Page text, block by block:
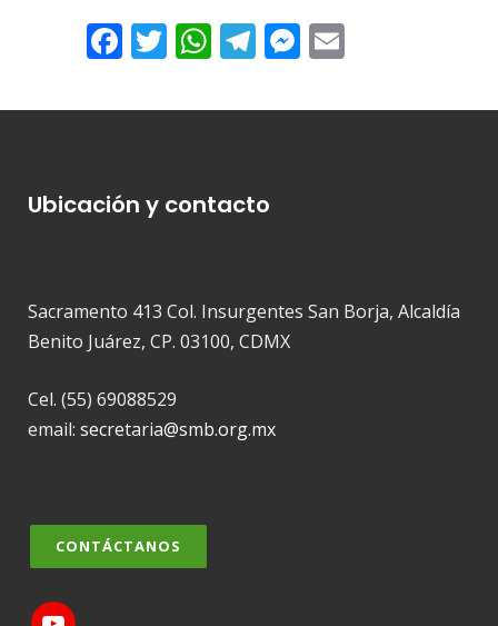
Facebook
Twitter
WhatsApp
Telegram
Messenger
Ubicación y contacto
Sacramento 413 Col. Insurgentes San Borja, Alcaldía
Benito Juárez, CP. 03100, CDMX
Cel. (55) 69088529
email: secretaria@smb.org.mx
CONTÁCTANOS